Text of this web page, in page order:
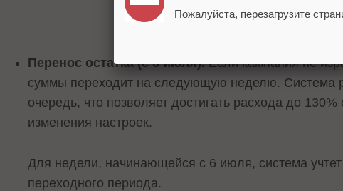
Перенос остатка (с 6 июля).Если кампания не
суммы переходит на следующую неделю. Система
очередь, что позволяет достигать расхода до
изменения настроек.
Для недели, начинающейся с 6 июля, система
переходного периода.
Пожалуйста, перезагрузите